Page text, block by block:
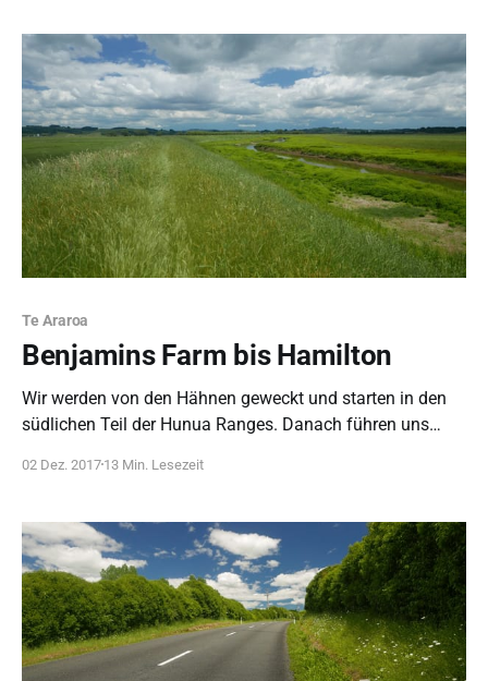
Te Araroa
Benjamins Farm bis Hamilton
Wir werden von den Hähnen geweckt und starten in den
südlichen Teil der Hunua Ranges. Danach führen uns
Hamilton.
02 Dez. 2017 13 Min. Lesezeit